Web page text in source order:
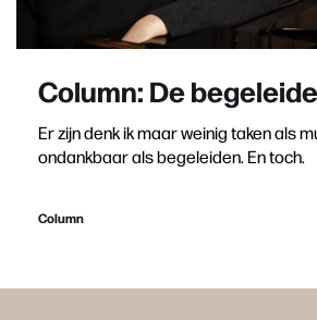
Column: De
Er zijn denk ik maar weinig taken als
ondankbaar als begeleiden. En toch.
Column